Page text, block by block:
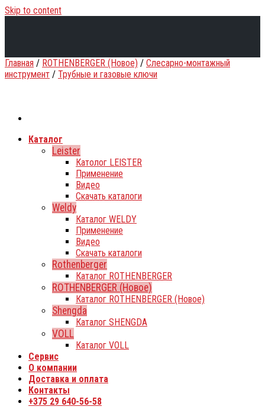
Skip to content
Каталог
Leister
Католог LEISTER
Применение
Видео
Скачать каталоги
Weldy
Каталог WELDY
Применение
Видео
Скачать каталоги
Rothenberger
Каталог ROTHENBERGER
ROTHENBERGER (Новое)
Каталог ROTHENBERGER (Новое)
Shengda
Каталог SHENGDA
VOLL
Каталог VOLL
Сервис
О компании
Доставка и оплата
Контакты
+375 29 640-56-58
Главная / ROTHENBERGER (Новое) / Слесарно-монтажный
инструмент / Трубные и газовые ключи